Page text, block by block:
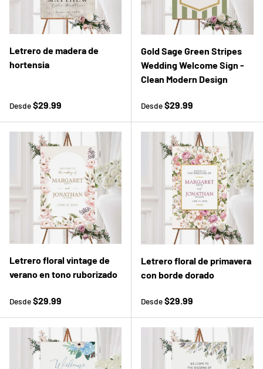
Letrero de madera de
hortensia
Precio normal
Desde$29.99
Gold Sage Green Stripes
Wedding Welcome Sign -
Clean Modern Design
Precio normal
Desde$29.99
Letrero floral vintage de
verano en tono ruborizado
Precio normal
Desde$29.99
Letrero floral de primavera
con borde dorado
Precio normal
Desde$29.99